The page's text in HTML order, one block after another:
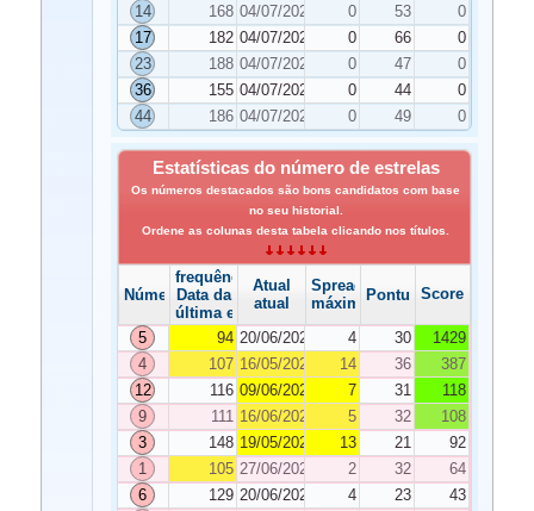
14
168 04/07/2023 0 53
0
17
182 04/07/2023 0 66
0
23
188 04/07/2023 0 47
0
36
155 04/07/2023 0 44
0
44
186 04/07/2023 0 49 0
Estatísticas do número de estrelas
Os números destacados são bons candidatos com base
no seu historial.
Ordene as colunas desta tabela clicando nos títulos.
Número
frequência
Data da
última edição
Atual
atual
Spread
máximoPontuaçãoScore
5 94 20/06/2023 4 30
1429
4
107 16/05/2023 14 36
387
12
116 09/06/2023 7 31
118
9
111 16/06/2023 5 32
108
3
148 19/05/2023 13 21
92
1
105 27/06/2023 2 32
64
6
129 20/06/2023 4 23
43